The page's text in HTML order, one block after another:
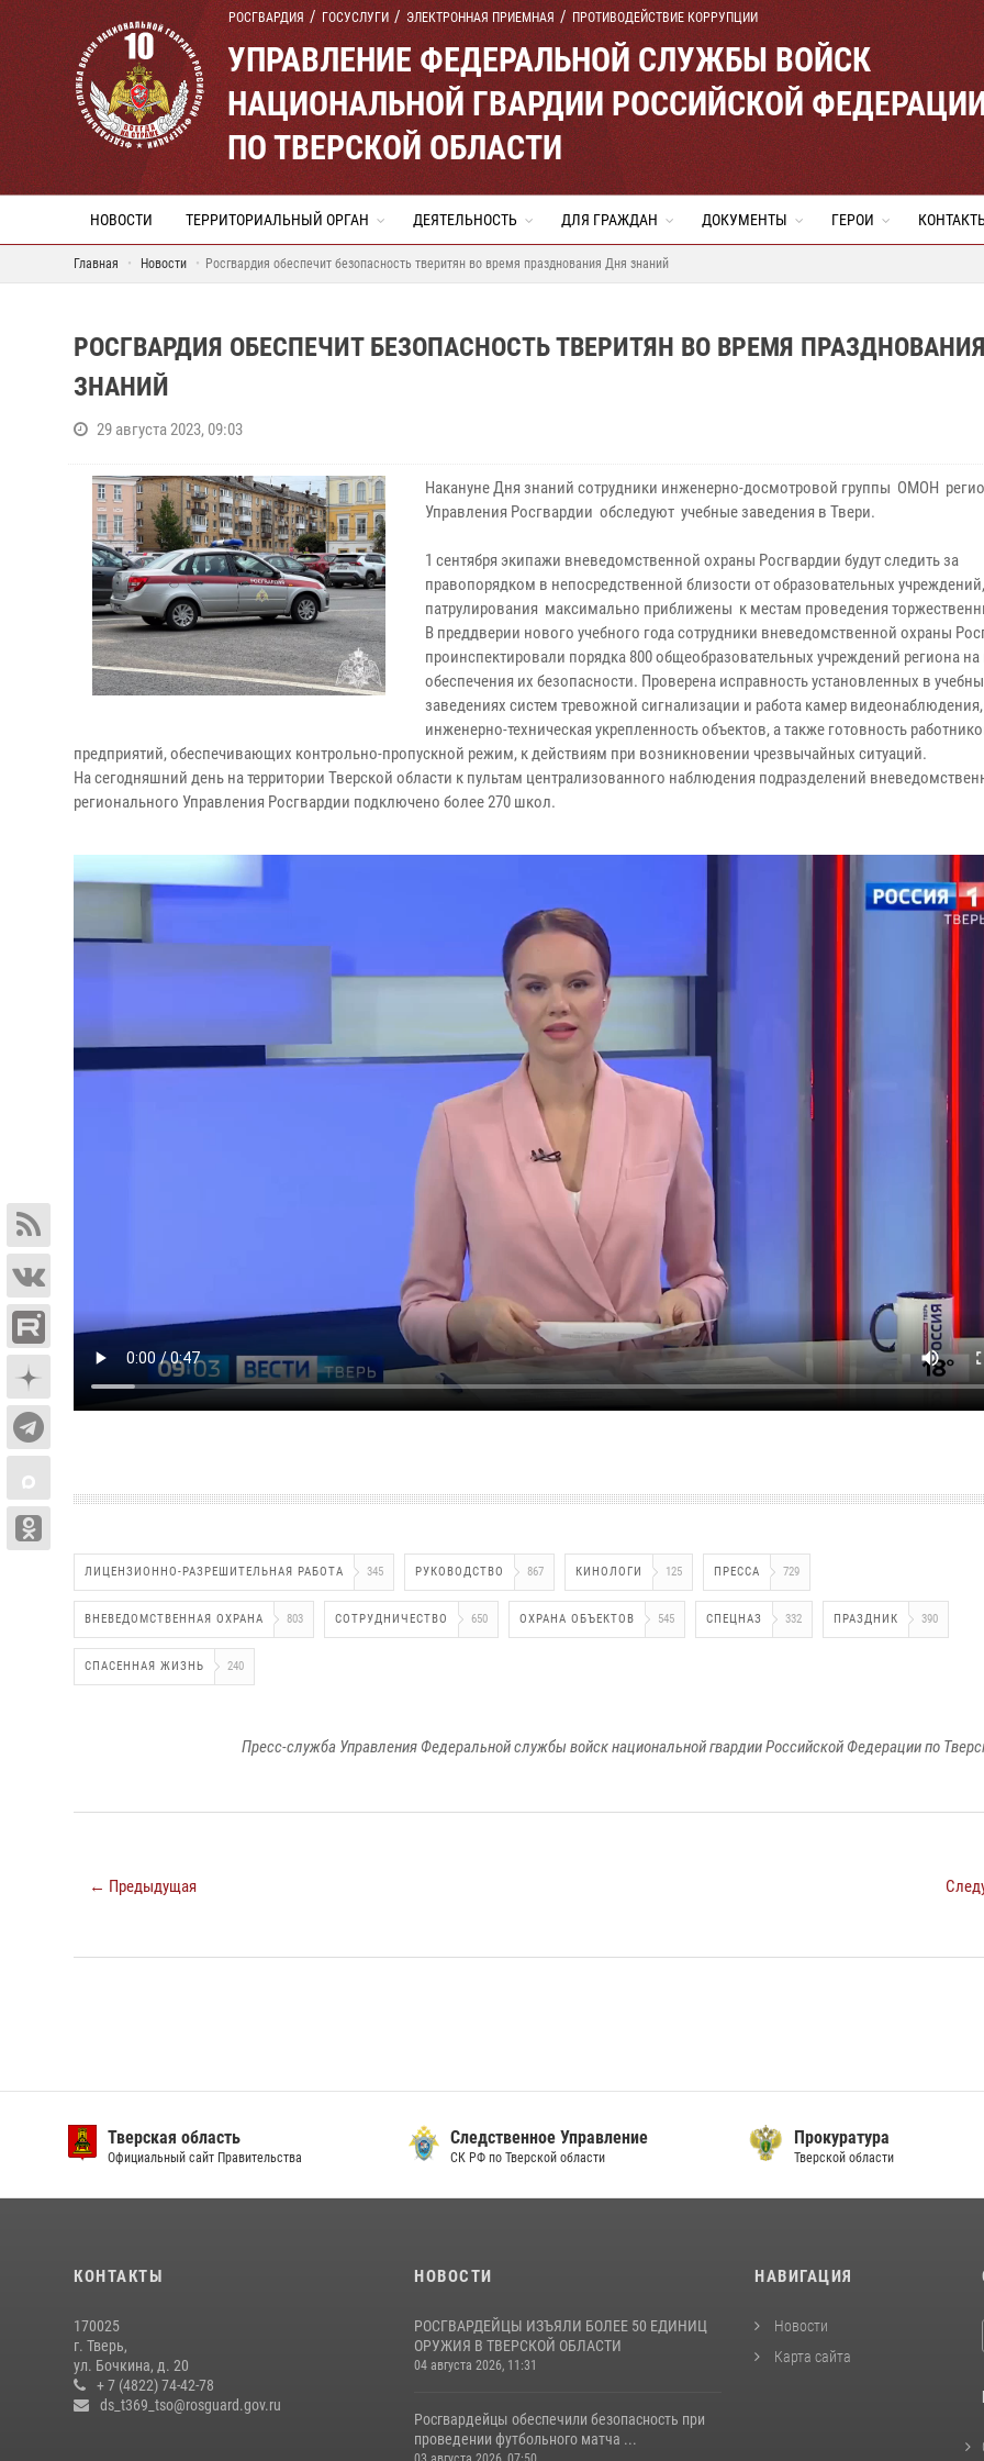
РОСГВАРДИЯ ГОСУСЛУГИ ЭЛЕКТРОННАЯ ПРИЕМНАЯ ПРОТИВОДЕЙСТВИЕ КОРРУПЦИИ
УПРАВЛЕНИЕ ФЕДЕРАЛЬНОЙ СЛУЖБЫ ВОЙСК
НАЦИОНАЛЬНОЙ ГВАРДИИ РОССИЙСКОЙ
ПО ТВЕРСКОЙ ОБЛАСТИ
НОВОСТИ ТЕРРИТОРИАЛЬНЫЙ ОРГАН ДЕЯТЕЛЬНОСТЬ ДЛЯ ГРАЖДАН ДОКУМЕНТЫ ГЕРОИ
Главная Новости Росгвардия обеспечит безопасность тверитян во время празднования Дня знаний
РОСГВАРДИЯ ОБЕСПЕЧИТ БЕЗОПАСНОСТЬ ТВЕРИТЯН ВО ВРЕМЯ
ЗНАНИЙ
29 августа 2023, 09:03
Накануне Дня знаний сотрудники инженерно-досмотровой группы ОМОН
Управления Росгвардии обследуют учебные заведения в Твери.
1 сентября экипажи вневедомственной охраны Росгвардии будут следить за
правопорядком в непосредственной близости от образовательных
патрулирования максимально приближены к местам проведения
В преддверии нового учебного года сотрудники вневедомственной охраны
проинспектировали порядка 800 общеобразовательных учреждений региона
обеспечения их безопасности. Проверена исправность установленных в
заведениях систем тревожной сигнализации и работа камер видеонаблюдения,
инженерно-техническая укрепленность объектов, а также готовность
предприятий, обеспечивающих контрольно-пропускной режим, к действиям при возникновении чрезвычайных ситуаций.
На сегодняшний день на территории Тверской области к пультам централизованного наблюдения подразделений
регионального Управления Росгвардии подключено более 270 школ.
ЛИЦЕНЗИОННО-РАЗРЕШИТЕЛЬНАЯ РАБОТА 345 РУКОВОДСТВО 867 КИНОЛОГИ 125 ПРЕССА 729
ВНЕВЕДОМСТВЕННАЯ ОХРАНА 803 СОТРУДНИЧЕСТВО 650 ОХРАНА ОБЪЕКТОВ 545 СПЕЦНАЗ 332 ПРАЗДНИК 390
СПАСЕННАЯ ЖИЗНЬ 240
Пресс-служба Управления Федеральной службы войск национальной гвардии Российской Федерации по
← Предыдущая
Тверская область
Официальный сайт Правительства
Следственное Управление
СК РФ по Тверской области
Прокуратура
Тверской области
КОНТАКТЫ
170025
г. Тверь,
ул. Бочкина, д. 20
+ 7 (4822) 74-42-78
ds_t369_tso@rosguard.gov.ru
НОВОСТИ
РОСГВАРДЕЙЦЫ ИЗЪЯЛИ БОЛЕЕ 50 ЕДИНИЦ
ОРУЖИЯ В ТВЕРСКОЙ ОБЛАСТИ
04 августа 2026, 11:31
Росгвардейцы обеспечили безопасность при
проведении футбольного матча ...
НАВИГАЦИЯ
Новости
Карта сайта